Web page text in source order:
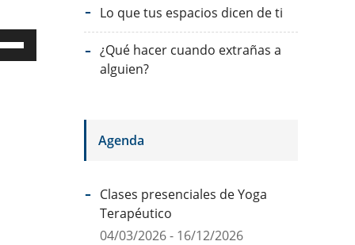
Lo que tus espacios dicen de ti
¿Qué hacer cuando extrañas a
alguien?
Agenda
Clases presenciales de Yoga
Terapéutico
04/03/2026 - 16/12/2026